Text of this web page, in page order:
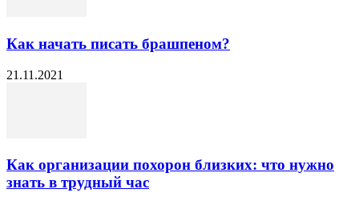
Как начать писать брашпеном?
21.11.2021
Как организации похорон близких: что нужно
знать в трудный час